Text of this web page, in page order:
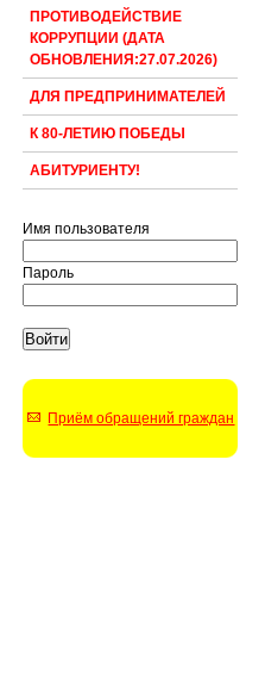
ПРОТИВОДЕЙСТВИЕ
КОРРУПЦИИ (ДАТА
ОБНОВЛЕНИЯ:27.07.2026)
ДЛЯ ПРЕДПРИНИМАТЕЛЕЙ
К 80-ЛЕТИЮ ПОБЕДЫ
АБИТУРИЕНТУ!
Имя пользователя
Пароль
Приём обращений граждан